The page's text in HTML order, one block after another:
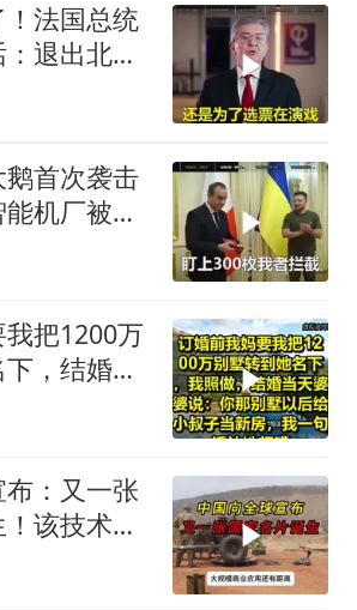
法国总统
退出北
首次袭击
机厂被摧
把1200万
，结婚当
：又一张
该技术全